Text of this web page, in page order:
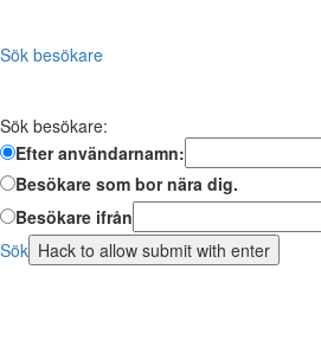
Sök besökare
Sök besökare:
Efter användarnamn:
Besökare som bor nära dig.
Besökare ifrån
Sök